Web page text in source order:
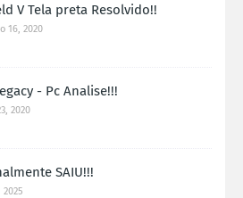
V Tela preta Resolvido!!
16, 2020
- Pc Analise!!!
2020
SAIU!!!
2025